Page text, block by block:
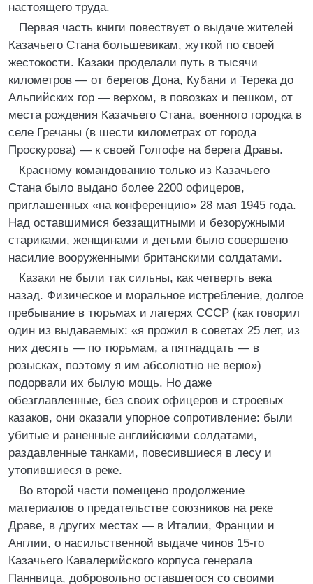
настоящего труда.
Первая часть книги повествует о выдаче жителей
Казачьего Стана большевикам, жуткой по своей
жестокости. Казаки проделали путь в тысячи
километров — от берегов Дона, Кубани и Терека до
Альпийских гор — верхом, в повозках и пешком, от
места рождения Казачьего Стана, военного городка в
селе Гречаны (в шести километрах от города
Проскурова) — к своей Голгофе на берега Дравы.
Красному командованию только из Казачьего
Стана было выдано более 2200 офицеров,
приглашенных «на конференцию» 28 мая 1945 года.
Над оставшимися беззащитными и безоружными
стариками, женщинами и детьми было совершено
насилие вооруженными британскими солдатами.
Казаки не были так сильны, как четверть века
назад. Физическое и моральное истребление, долгое
пребывание в тюрьмах и лагерях СССР (как говорил
один из выдаваемых: «я прожил в советах 25 лет, из
них десять — по тюрьмам, а пятнадцать — в
розысках, поэтому я им абсолютно не верю»)
подорвали их былую мощь. Но даже
обезглавленные, без своих офицеров и строевых
казаков, они оказали упорное сопротивление: были
убитые и раненные английскими солдатами,
раздавленные танками, повесившиеся в лесу и
утопившиеся в реке.
Во второй части помещено продолжение
материалов о предательстве союзников на реке
Драве, в других местах — в Италии, Франции и
Англии, о насильственной выдаче чинов 15-го
Казачьего Кавалерийского корпуса генерала
Паннвица, добровольно оставшегося со своими